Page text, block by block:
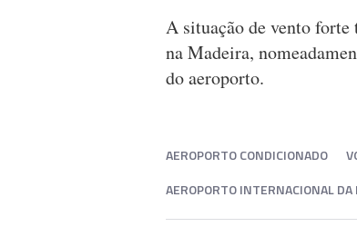
A situação de vento forte
na Madeira,
do aeroporto.
AEROPORTO CONDICIONADO
AEROPORTO INTERNACIONAL